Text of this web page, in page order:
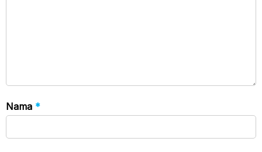
Nama *